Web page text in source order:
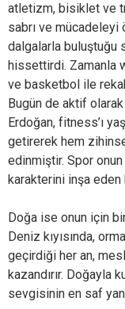
atletizm, bisiklet ve
sabrı ve mücadeleyi
dalgalarla buluştuğu
hissettirdi. Zamanla
ve basketbol ile
Bugün de aktif
Erdoğan, fitness’ı
getirerek hem
edinmiştir. Spor
karakterini inşa
Doğa ise onun için
Deniz kıyısında,
geçirdiği her an,
kazandırır. Doğayla
sevgisinin en saf